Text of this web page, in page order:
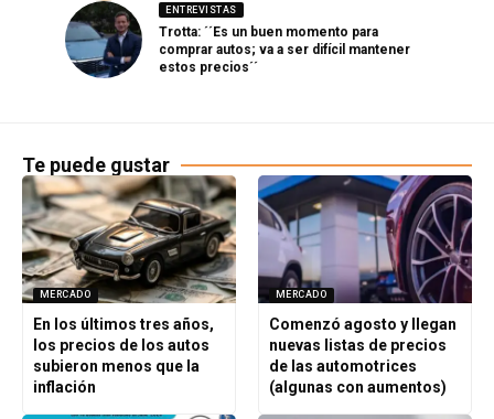
ENTREVISTAS
Trotta: ´´Es un buen momento para
comprar autos; va a ser difícil mantener
estos precios´´
Te puede gustar
MERCADO
En los últimos tres años,
los precios de los autos
subieron menos que la
inflación
MERCADO
Comenzó agosto y llegan
nuevas listas de precios
de las automotrices
(algunas con aumentos)